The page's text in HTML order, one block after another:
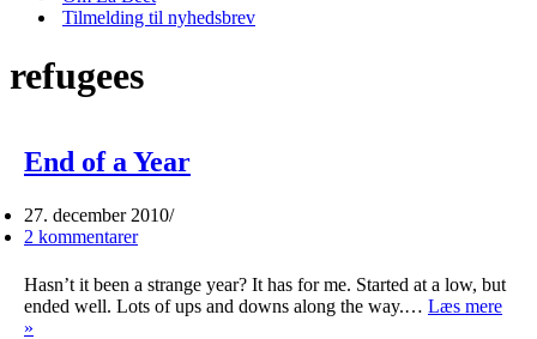
Tilmelding til nyhedsbrev
refugees
End of a Year
27. december 2010
2 kommentarer
Hasn’t it been a strange year? It has for me. Started at a low, but
ended well. Lots of ups and downs along the way.… Læs mere
»